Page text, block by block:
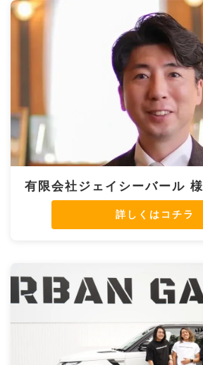
有限会社ジェイシーバール 様
詳しくはコチラ